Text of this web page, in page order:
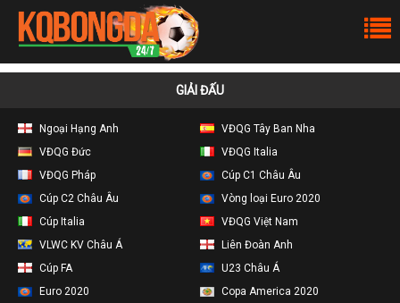
GIẢI ĐẤU
Ngoại Hạng Anh
VĐQG Tây Ban Nha
VĐQG Đức
VĐQG Italia
VĐQG Pháp
Cúp C1 Châu Âu
Cúp C2 Châu Âu
Vòng loại Euro 2020
Cúp Italia
VĐQG Việt Nam
VLWC KV Châu Á
Liên Đoàn Anh
Cúp FA
U23 Châu Á
Euro 2020
Copa America 2020